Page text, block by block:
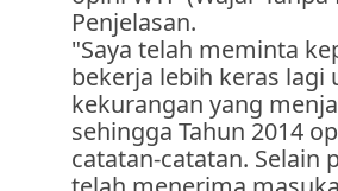
Penjelasan.
"Saya telah meminta
bekerja lebih keras
kekurangan yang
sehingga Tahun 2014
catatan-catatan. Selain